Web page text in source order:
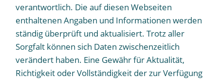
verantwortlich. Die auf diesen Webseiten
enthaltenen Angaben und Informationen werden
ständig überprüft und aktualisiert. Trotz aller
Sorgfalt können sich Daten zwischenzeitlich
verändert haben. Eine Gewähr für Aktualität,
Richtigkeit oder Vollständigkeit der zur Verfügung